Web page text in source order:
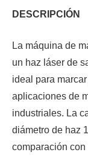
DESCRIPCIÓN
La máquina de
un haz láser de
ideal para
aplicaciones de
industriales. La
diámetro de haz
comparación